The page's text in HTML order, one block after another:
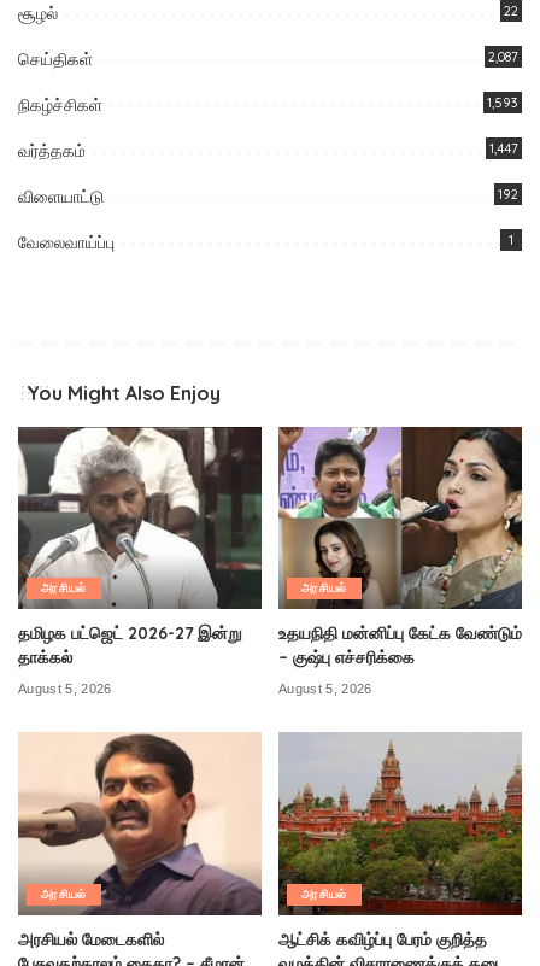
சூழல் 22
செய்திகள் 2,087
நிகழ்ச்சிகள் 1,593
வர்த்தகம் 1,447
விளையாட்டு 192
வேலைவாய்ப்பு 1
You Might Also Enjoy
அரசியல்
தமிழக பட்ஜெட் 2026-27 இன்று
தாக்கல்
August 5, 2026
அரசியல்
உதயநிதி மன்னிப்பு கேட்க வேண்டும்
– குஷ்பு எச்சரிக்கை
August 5, 2026
அரசியல்
அரசியல் மேடைகளில்
அரசியல்
ஆட்சிக் கவிழ்ப்பு பேரம் குறித்த